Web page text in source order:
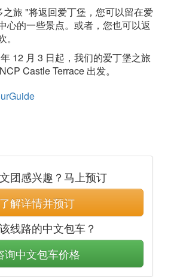
旅 "将返回爱丁堡，您可以留在爱
心的一些景点。或者，您也可以返
12 月 3 日起，我们的爱丁堡之旅
Castle Terrace 出发。
团感兴趣？马上预订
了解详情并预订
线路的中文包车？
询中文包车价格